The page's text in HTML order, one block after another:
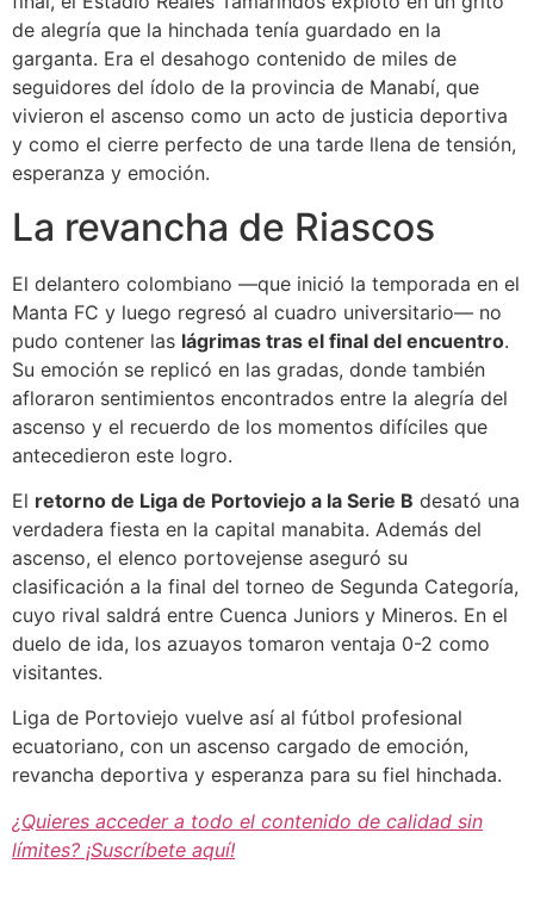
de alegría que la hinchada tenía guardado en la
garganta. Era el desahogo contenido de miles de
seguidores del ídolo de la provincia de Manabí, que
vivieron el ascenso como un acto de justicia deportiva
y como el cierre perfecto de una tarde llena de tensión,
esperanza y emoción.
La revancha de Riascos
El delantero colombiano —que inició la temporada en el
Manta FC y luego regresó al cuadro universitario— no
pudo contener las lágrimas tras el final del encuentro.
Su emoción se replicó en las gradas, donde también
afloraron sentimientos encontrados entre la alegría del
ascenso y el recuerdo de los momentos difíciles que
antecedieron este logro.
El retorno de Liga de Portoviejo a la Serie B desató una
verdadera fiesta en la capital manabita. Además del
ascenso, el elenco portovejense aseguró su
clasificación a la final del torneo de Segunda Categoría,
cuyo rival saldrá entre Cuenca Juniors y Mineros. En el
duelo de ida, los azuayos tomaron ventaja 0-2 como
visitantes.
Liga de Portoviejo vuelve así al fútbol profesional
ecuatoriano, con un ascenso cargado de emoción,
revancha deportiva y esperanza para su fiel hinchada.
¿Quieres acceder a todo el contenido de calidad sin
límites? ¡Suscríbete aquí!